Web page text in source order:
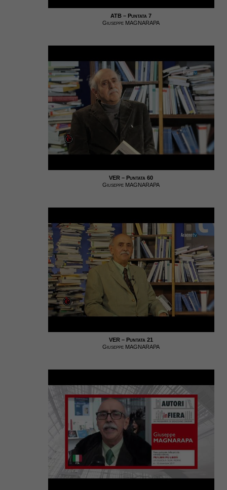
ATB – Puntata 7
Giuseppe MAGNARAPA
VER – Puntata 60
Giuseppe MAGNARAPA
VER – Puntata 21
Giuseppe MAGNARAPA